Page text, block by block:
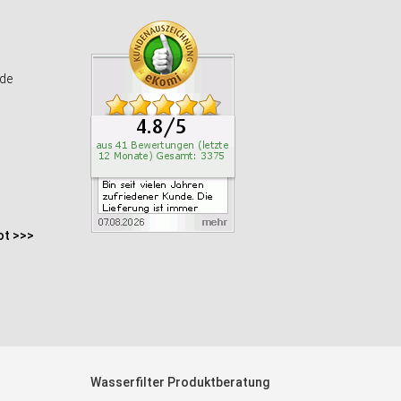
>>>
Wasserfilter Produktberatung